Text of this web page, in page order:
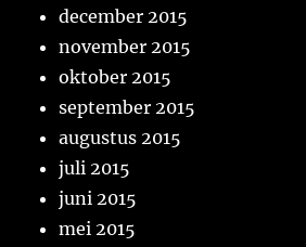
december 2015
november 2015
oktober 2015
september 2015
augustus 2015
juli 2015
juni 2015
mei 2015